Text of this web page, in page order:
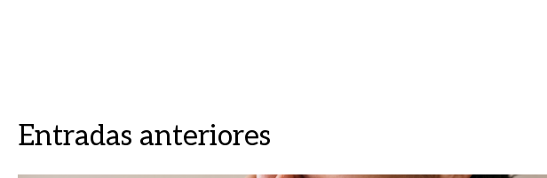
Entradas anteriores